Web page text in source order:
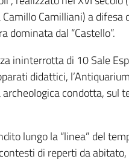
Camilliani) a difesa
dominata dal “Castello”.
ininterrotta di 10 Sale
didattici,
condotta, sul
lungo la “linea” del
di reperti da